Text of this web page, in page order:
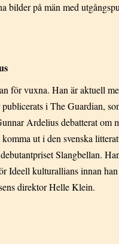
bilder på män med
för vuxna. Han är aktuell
i The Guardian,
Ardelius debatterat om
ut i den svenska
Slangbellan.
Ideell kulturallians innan
direktor Helle Klein.